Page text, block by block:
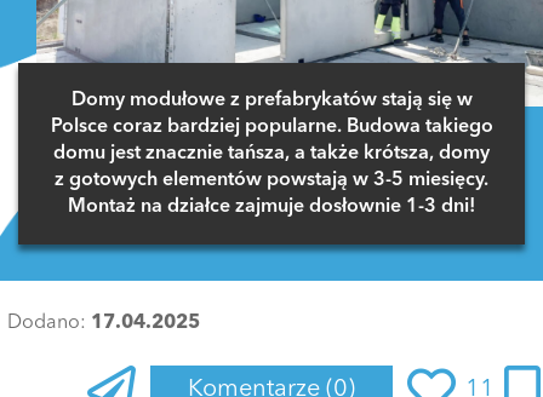
Domy modułowe z prefabrykatów stają się w
Polsce coraz bardziej popularne. Budowa takiego
domu jest znacznie tańsza, a także krótsza, domy
z gotowych elementów powstają w 3-5 miesięcy.
Montaż na działce zajmuje dosłownie 1-3 dni!
Dodano: 17.04.2025
Komentarze (0) 11